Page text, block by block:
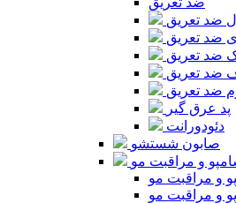
ضد تعریق
ضد تعریق
ضد تعریق
ضد تعریق
ضد تعریق
پد عرق گیر
دئودورانت
صابون شستشو
و مراقبت مو
و مراقبت مو
و مراقبت مو